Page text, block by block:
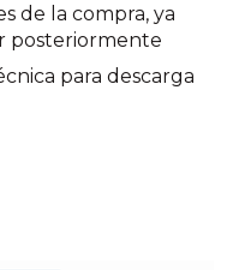
de la compra, ya
posteriormente
para descarga